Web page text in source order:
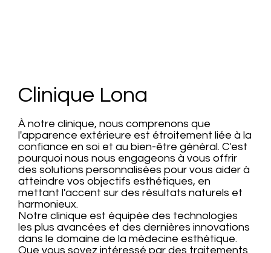
À notre clinique, nous comprenons que
l'apparence extérieure est étroitement liée à la
confiance en soi et au bien-être général. C'est
pourquoi nous nous engageons à vous offrir
des solutions personnalisées pour vous aider à
atteindre vos objectifs esthétiques, en
mettant l'accent sur des résultats naturels et
harmonieux.
Notre clinique est équipée des technologies
les plus avancées et des dernières innovations
dans le domaine de la médecine esthétique.
Que vous soyez intéressé par des traitements
Clinique Lona